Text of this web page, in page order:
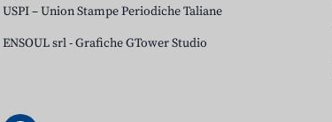
USPI – Union Stampe Periodiche Taliane
ENSOUL srl-Grafiche GTower Studio